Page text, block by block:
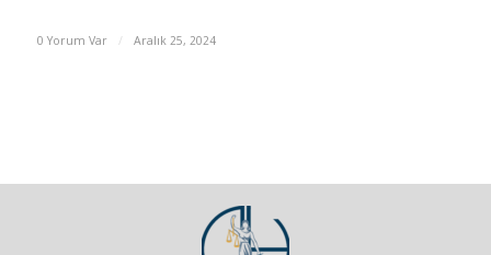
0 Yorum Var / Aralık 25, 2024